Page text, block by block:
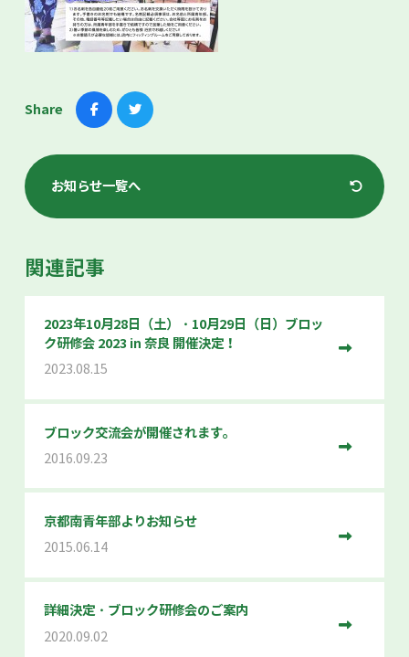
Share
お知らせ一覧へ
関連記事
2023年10月28日（土）・10月29日（日）ブロッ
ク研修会 2023 in 奈良 開催決定！
2023.08.15
ブロック交流会が開催されます。
2016.09.23
京都南青年部よりお知らせ
2015.06.14
詳細決定・ブロック研修会のご案内
2020.09.02